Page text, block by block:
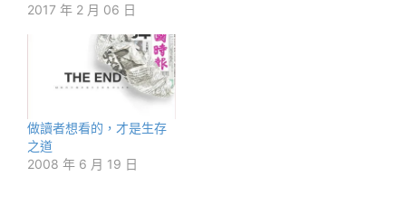
2017 年 2 月 06 日
做讀者想看的，才是生存
之道
2008 年 6 月 19 日